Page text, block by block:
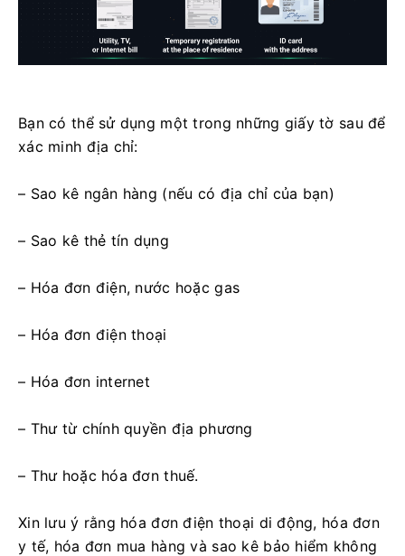
Bạn có thể sử dụng một trong những giấy tờ sau để
xác minh địa chỉ:
– Sao kê ngân hàng (nếu có địa chỉ của bạn)
– Sao kê thẻ tín dụng
– Hóa đơn điện, nước hoặc gas
– Hóa đơn điện thoại
– Hóa đơn internet
– Thư từ chính quyền địa phương
– Thư hoặc hóa đơn thuế.
Xin lưu ý rằng hóa đơn điện thoại di động, hóa đơn
y tế, hóa đơn mua hàng và sao kê bảo hiểm không